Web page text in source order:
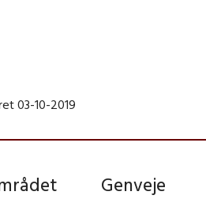
03-10-2019
Genveje